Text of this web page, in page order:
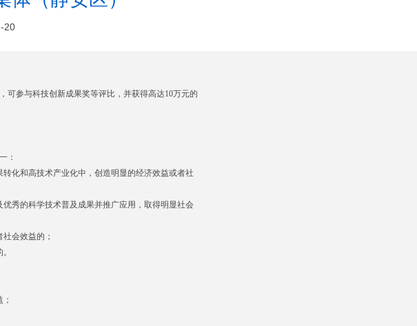
可参与科技创新成果奖等评比，并获得高达10万元的
：
化和高技术产业化中，创造明显的经济效益或者社
秀的科学技术普及成果并推广应用，取得明显社会
会效益的；